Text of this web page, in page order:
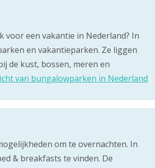
voor een vakantie in Nederland? In
en vakantieparken. Ze liggen
de kust, bossen, meren en
van bungalowparken in Nederland
om te overnachten. In
& breakfasts te vinden. De